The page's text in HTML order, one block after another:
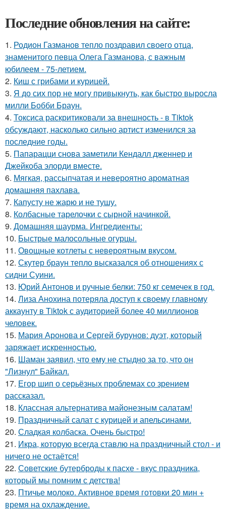
Последние обновления на сайте:
1. Родион Газманов тепло поздравил своего отца,
знаменитого певца Олега Газманова, с важным
юбилеем - 75-летием.
2. Киш с грибами и курицей.
3. Я до сих пор не могу привыкнуть, как быстро выросла
милли Бобби Браун.
4. Токсиса раскритиковали за внешность - в Tiktok
обсуждают, насколько сильно артист изменился за
последние годы.
5. Папарацци снова заметили Кендалл дженнер и
Джейкоба элорди вместе.
6. Мягкая, рассыпчатая и невероятно ароматная
домашняя пахлава.
7. Капусту не жарю и не тушу.
8. Колбасные тарелочки с сырной начинкой.
9. Домашняя шаурма. Ингредиенты:
10. Быстрые малосольные огурцы.
11. Овощные котлеты с невероятным вкусом.
12. Скутер браун тепло высказался об отношениях с
сидни Суини.
13. Юрий Антонов и ручные белки: 750 кг семечек в год.
14. Лиза Анохина потеряла доступ к своему главному
аккаунту в Tiktok с аудиторией более 40 миллионов
человек.
15. Мария Аронова и Сергей бурунов: дуэт, который
заряжает искренностью.
16. Шаман заявил, что ему не стыдно за то, что он
"Лизнул" Байкал.
17. Егор шип о серьёзных проблемах со зрением
рассказал.
18. Классная альтернатива майонезным салатам!
19. Праздничный салат с курицей и апельсинами.
20. Сладкая колбаска. Очень быстро!
21. Икра, которую всегда ставлю на праздничный стол - и
ничего не остаётся!
22. Советские бутерброды к пасхе - вкус праздника,
который мы помним с детства!
23. Птичье молоко. Активное время готовки 20 мин +
время на охлаждение.